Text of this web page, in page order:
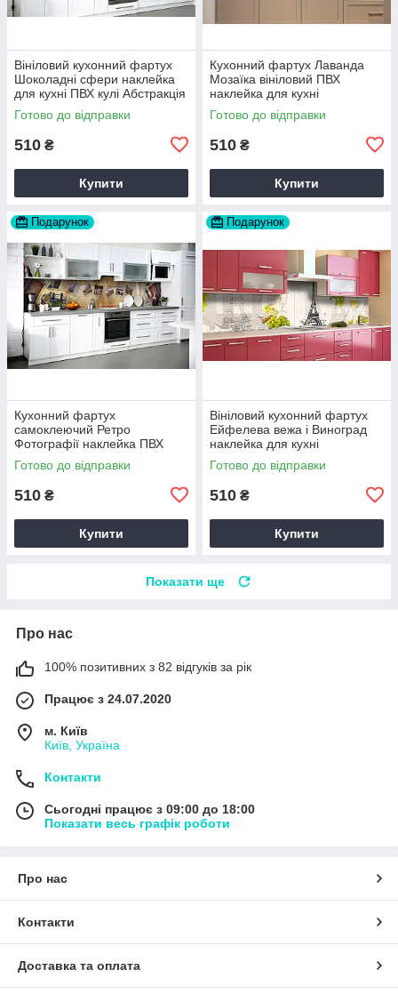
Вініловий кухонний фартух
Шоколадні сфери наклейка
для кухні ПВХ кулі Абстракція
Бежевий Happy Pocket
Z181709
Готово до відправки
510 ₴
Купити
Кухонний фартух Лаванда
Мозаїка вініловий ПВХ
наклейка для кухні
фіолетовий 60х200 см Happy
Pocket Z180251
Готово до відправки
510 ₴
Купити
Подарунок
Кухонний фартух
самоклеючий Ретро
Фотографії наклейка ПВХ
Вінтаж бежевий 60х200 см
Happy Pocket Z180316
Готово до відправки
510 ₴
Купити
Подарунок
Вініловий кухонний фартух
Ейфелева вежа і Виноград
наклейка для кухні
Абстракція Сірий Happy
Pocket Z181460
Готово до відправки
510 ₴
Купити
Показати ще
Про нас
100% позитивних з 82 відгуків за рік
Працює з 24.07.2020
м. Київ
Київ, Україна
Контакти
Сьогодні працює з 09:00 до 18:00
Показати весь графік роботи
Про нас
Контакти
Доставка та оплата